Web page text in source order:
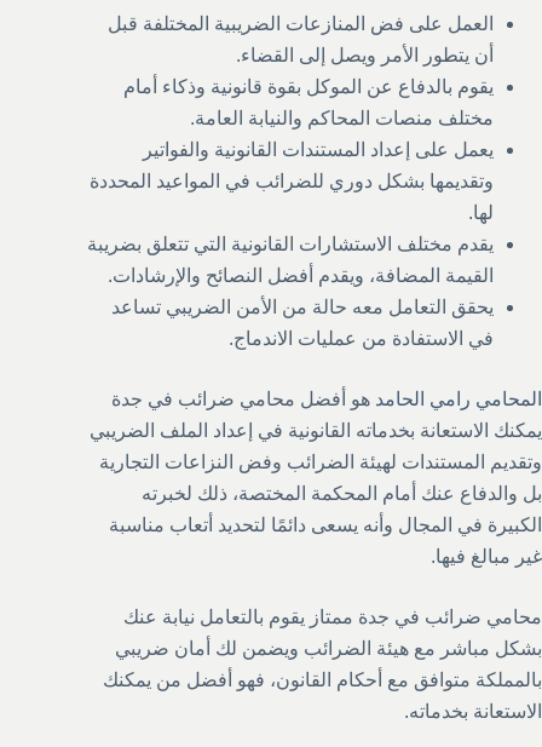
العمل على فض المنازعات الضريبية المختلفة قبل
أن يتطور الأمر ويصل إلى القضاء.
يقوم بالدفاع عن الموكل بقوة قانونية وذكاء أمام
مختلف منصات المحاكم والنيابة العامة.
يعمل على إعداد المستندات القانونية والفواتير
وتقديمها بشكل دوري للضرائب في المواعيد المحددة
لها.
يقدم مختلف الاستشارات القانونية التي تتعلق بضريبة
القيمة المضافة، ويقدم أفضل النصائح والإرشادات.
يحقق التعامل معه حالة من الأمن الضريبي تساعد
في الاستفادة من عمليات الاندماج.
المحامي رامي الحامد هو أفضل محامي ضرائب في جدة
يمكنك الاستعانة بخدماته القانونية في إعداد الملف الضريبي
وتقديم المستندات لهيئة الضرائب وفض النزاعات التجارية
بل والدفاع عنك أمام المحكمة المختصة، ذلك لخبرته
الكبيرة في المجال وأنه يسعى دائمًا لتحديد أتعاب مناسبة
غير مبالغ فيها.
محامي ضرائب في جدة ممتاز يقوم بالتعامل نيابة عنك
بشكل مباشر مع هيئة الضرائب ويضمن لك أمان ضريبي
بالمملكة متوافق مع أحكام القانون، فهو أفضل من يمكنك
الاستعانة بخدماته.